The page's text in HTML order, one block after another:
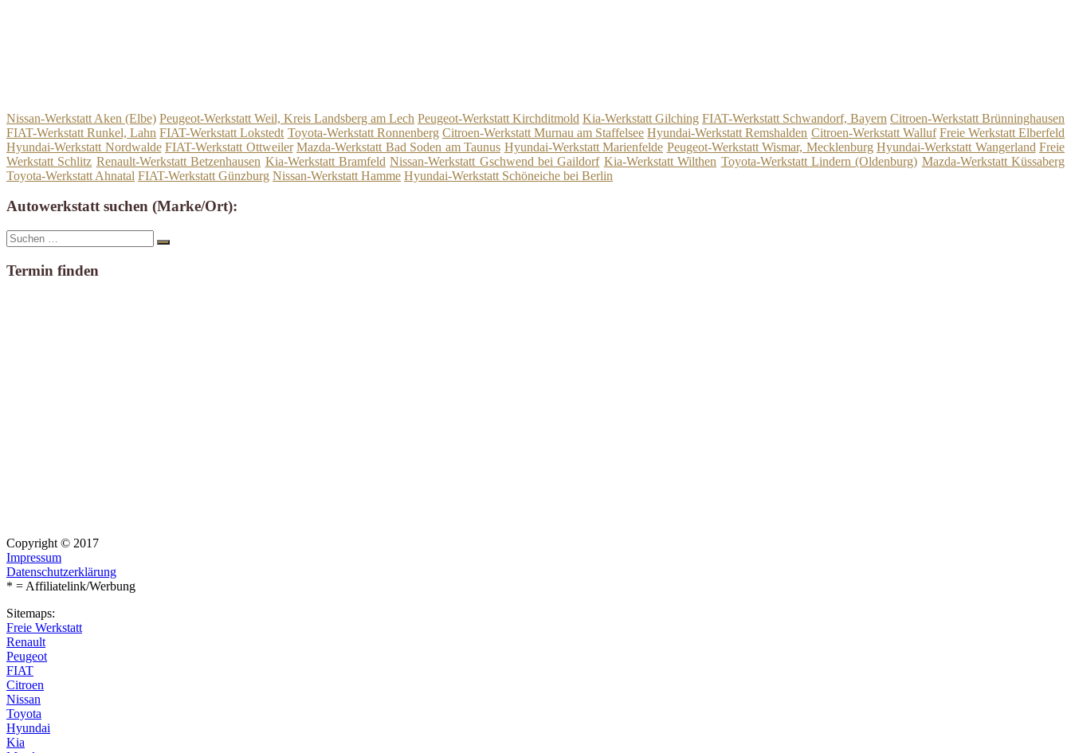
Nissan-Werkstatt Aken (Elbe) Peugeot-Werkstatt Weil, Kreis Landsberg am Lech Peugeot-Werkstatt Kirchditmold Kia-Werkstatt Gilching FIAT-Werkstatt Schwandorf, Bayern Citroen-Werkstatt Brünninghausen
FIAT-Werkstatt Runkel, Lahn FIAT-Werkstatt Lokstedt Toyota-Werkstatt Ronnenberg Citroen-Werkstatt Murnau am Staffelsee Hyundai-Werkstatt Remshalden Citroen-Werkstatt Walluf Freie Werkstatt Elberfeld
Hyundai-Werkstatt Nordwalde FIAT-Werkstatt Ottweiler Mazda-Werkstatt Bad Soden am Taunus Hyundai-Werkstatt Marienfelde Peugeot-Werkstatt Wismar, Mecklenburg Hyundai-Werkstatt Wangerland Freie
Werkstatt Schlitz Renault-Werkstatt Betzenhausen Kia-Werkstatt Bramfeld Nissan-Werkstatt Gschwend bei Gaildorf Kia-Werkstatt Wilthen Toyota-Werkstatt Lindern (Oldenburg) Mazda-Werkstatt Küssaberg
Toyota-Werkstatt Ahnatal FIAT-Werkstatt Günzburg Nissan-Werkstatt Hamme Hyundai-Werkstatt Schöneiche bei Berlin
Autowerkstatt suchen (Marke/Ort):
Suche
nach:
Suchen
Termin finden
Copyright © 2017
Impressum
Datenschutzerklärung
* = Affiliatelink/Werbung
Sitemaps:
Freie Werkstatt
Renault
Peugeot
FIAT
Citroen
Nissan
Toyota
Hyundai
Kia